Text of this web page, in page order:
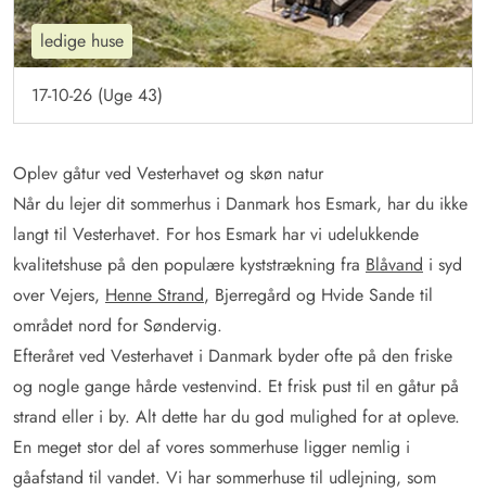
ledige huse
17-10-26 (Uge 43)
Oplev gåtur ved Vesterhavet og skøn natur
Når du lejer dit sommerhus i Danmark hos Esmark, har du ikke
langt til Vesterhavet. For hos Esmark har vi udelukkende
kvalitetshuse på den populære kyststrækning fra Blåvand i syd
over Vejers, Henne Strand, Bjerregård og Hvide Sande til
området nord for Søndervig.
Efteråret ved Vesterhavet i Danmark byder ofte på den friske
og nogle gange hårde vestenvind. Et frisk pust til en gåtur på
strand eller i by. Alt dette har du god mulighed for at opleve.
En meget stor del af vores sommerhuse ligger nemlig i
gåafstand til vandet. Vi har sommerhuse til udlejning, som